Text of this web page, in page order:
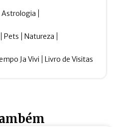
Astrologia
Pets Natureza
Ja Vivi Livro de Visitas